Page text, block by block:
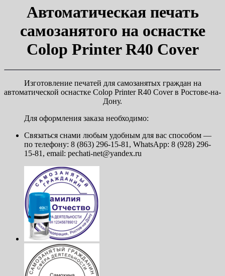
Автоматическая печать
самозанятого на оснастке
Colop Printer R40 Cover
Изготовление печатей для самозанятых граждан на
автоматической оснастке Colop Printer R40 Cover в Ростове-на-
Дону.
Для оформления заказа необходимо:
Связаться снами любым удобным для вас способом —
по телефону: 8 (863) 296-15-81, WhatsApp: 8 (928) 296-
15-81, email: pechati-net@yandex.ru